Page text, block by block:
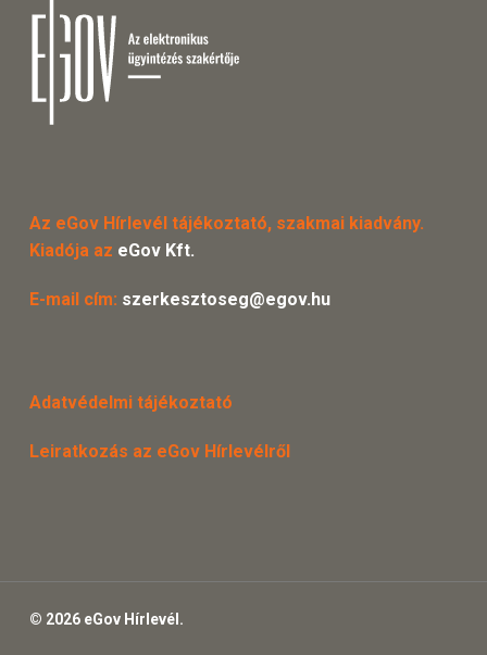
Az eGov Hírlevél tájékoztató, szakmai kiadvány.
Kiadója az eGov Kft.
E-mail cím: szerkesztoseg@egov.hu
Adatvédelmi tájékoztató
Leiratkozás az eGov Hírlevélről
© 2026 eGov Hírlevél.